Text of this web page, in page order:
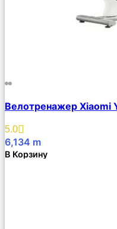
Описание
Избранное
Велотренажер Xiaomi
5.0
6,134 m
В Корзину